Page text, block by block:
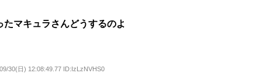
たマキュラさんどうするのよ
30(日) 12:08:49.77 ID:IzLzNVHS0